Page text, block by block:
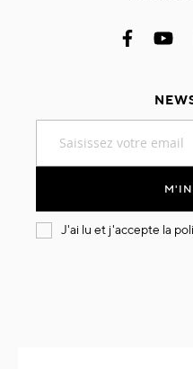
notre
J'ai lu et j'accepte la